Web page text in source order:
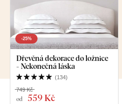
-25%
Dřevěná dekorace do ložnice
- Nekonečná láska
(134)
od 559 Kč
749 Kč